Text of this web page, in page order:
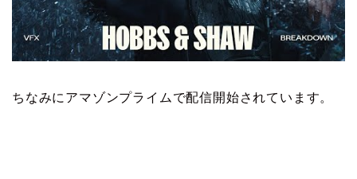
ちなみにアマゾンプライムで配信開始されています。